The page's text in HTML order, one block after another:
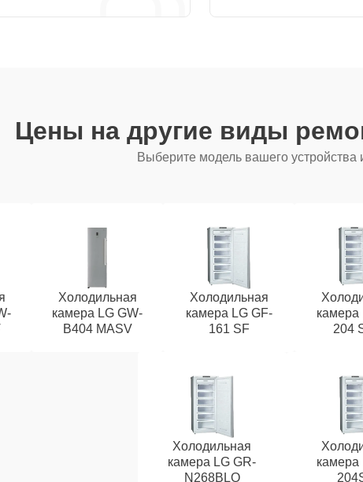
Цены на другие виды
Выберите модель вашего устройства
Холодильная
камера LG GW-
B404 MASV
Холодильная
камера LG GF-
161 SF
камера
204
Холодильная
камера LG GR-
N268BLQ
камера